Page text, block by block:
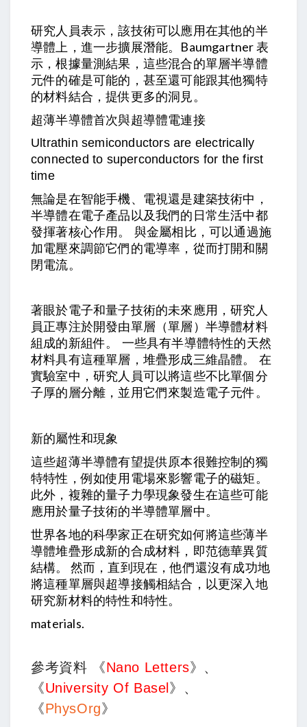
研究人員表示，該技術可以應用在其他的半
導體上，進一步擴展潛能。Baumgartner 表
示，根據量測結果，這些混合的單層半導體
元件的確是可能的，甚至還可能跟其他獨特
的材料結合，提供更多的洞見。
超薄半導體首次與超導體電連接
Ultrathin semiconductors are electrically
connected to superconductors for the first
time
無論是在智能手機、電視還是建築技術中，
半導體在電子產品以及我們的日常生活中都
發揮著核心作用。 與金屬相比，可以通過施
加電壓來調節它們的電導率，從而打開和關
閉電流。
著眼於電子和量子技術的未來應用，研究人
員正專注於開發由單層（單層）半導體材料
組成的新組件。 一些具有半導體特性的天然
材料具有這種單層，堆疊形成三維晶體。 在
實驗室中，研究人員可以將這些不比單個分
子厚的層分離，並用它們來製造電子元件。
新的屬性和現象
這些超薄半導體有望提供原本很難控制的獨
特特性，例如使用電場來影響電子的磁矩。
此外，複雜的量子力學現象發生在這些可能
應用於量子技術的半導體單層中。
世界各地的科學家正在研究如何將這些薄半
導體堆疊形成新的合成材料，即范德華異質
結構。 然而，直到現在，他們還沒有成功地
將這種單層與超導接觸相結合，以更深入地
研究新材料的特性和特性。
materials.
參考資料 《Nano Letters》、
《University Of Basel 》、
《PhysOrg》